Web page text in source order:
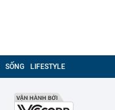
SỐNG LIFESTYLE